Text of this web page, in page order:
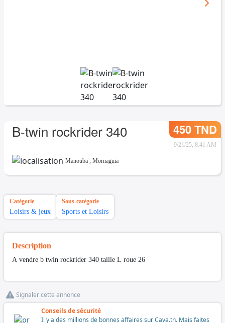
B-twin rockrider 340 450 TND
9/21/25, 8:41 AM
Manouba , Mornaguia
Catégorie
Loisirs & jeux
Sous-catégorie
Sports et Loisirs
Description
A vendre b twin rockrider 340 taille L roue 26
Signaler cette annonce
Conseils de sécurité
Il y a des millions de bonnes affaires sur Cava.tn. Mais faites